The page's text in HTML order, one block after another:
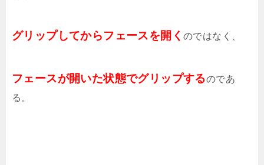
グリップしてからフェースを開く のではなく、
フェースが開いた状態でグリップするのであ
る。